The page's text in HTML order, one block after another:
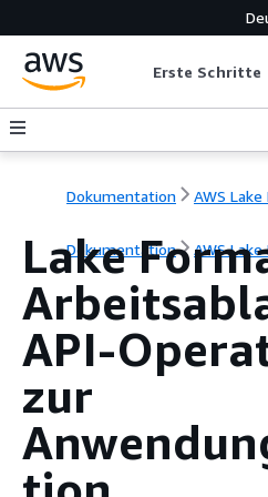
Erste Schritte
Dokumentation AWS
Dokumentation AWS
Lake
API-
zur